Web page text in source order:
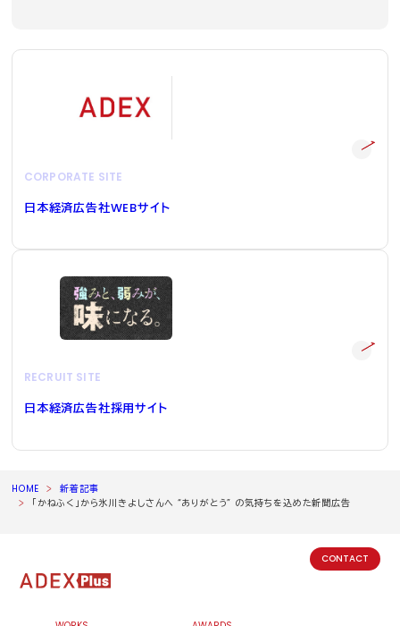
CORPORATE SITE
日本経済広告社WEBサイト
RECRUIT SITE
日本経済広告社採用サイト
HOME
新着記事
「かねふく」から氷川きよしさんへ “ありがとう” の気持ちを込めた新聞広告
CONTACT